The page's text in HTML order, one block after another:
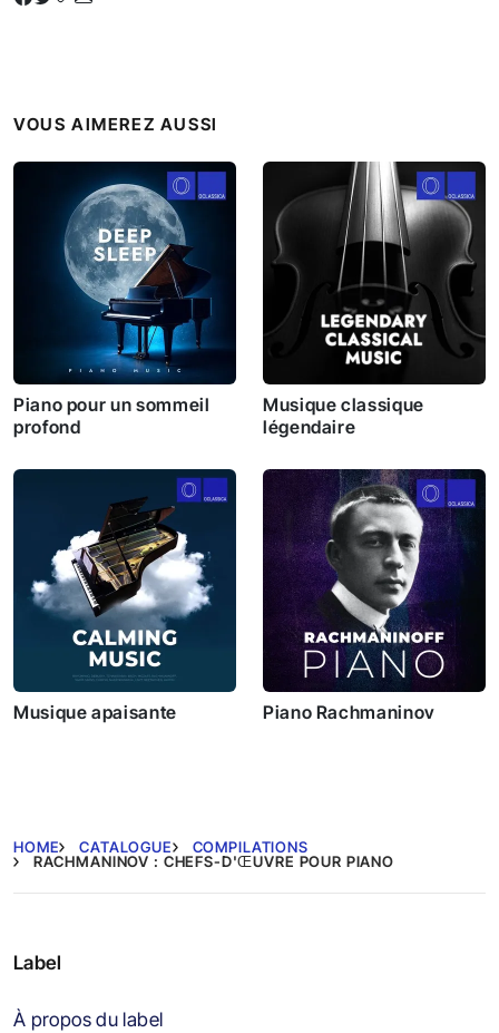
VOUS AIMEREZ AUSSI
Piano pour un sommeil
profond
Musique classique
légendaire
Musique apaisante Piano Rachmaninov
HOME CATALOGUE
COMPILATIONS
RACHMANINOV : CHEFS-D'ŒUVRE POUR PIANO
Label
À propos du label